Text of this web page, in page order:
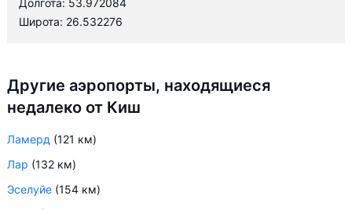
Долгота: 53.972084
Широта: 26.532276
Другие аэропорты, находящиеся
недалеко от Киш
Ламерд (121 км)
Лар (132 км)
Эселуйе (154 км)